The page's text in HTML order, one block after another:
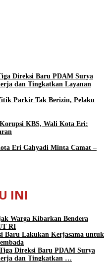
Direksi Baru PDAM Surya
dan Tingkatkan Layanan
Parkir Tak Berizin, Pelaku
KBS, Wali Kota Eri:
Eri Cahyadi Minta Camat –
INI
Warga Kibarkan Bendera
RI
Baru Lakukan Kerjasama untuk
Direksi Baru PDAM Surya
dan Tingkatkan …